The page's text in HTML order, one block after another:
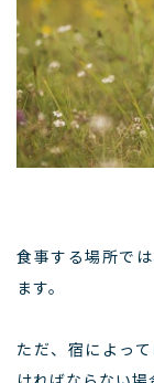
食事する場所で
ます。
ただ、宿によっ